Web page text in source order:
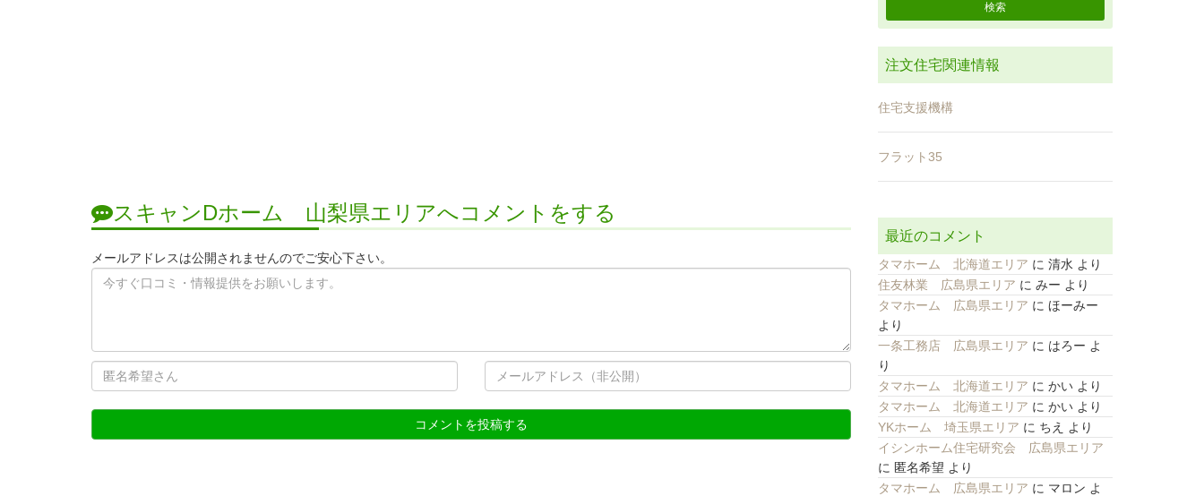
スキャンDホーム 山梨県エリアへコメントをする
メールアドレスは公開されませんのでご安心下さい。
注文住宅関連情報
住宅支援機構
フラット35
最近のコメント
タマホーム 北海道エリア に 清水 より
住友林業 広島県エリア に みー より
タマホーム 広島県エリア に ほーみー
より
一条工務店 広島県エリア に はろー よ
り
タマホーム 北海道エリア に かいより
タマホーム 北海道エリア に かいより
YKホーム 埼玉県エリア に ちえ
より
イシンホーム住宅研究会 広島県エリア
に 匿名希望 より
タマホーム 広島県エリア に マロン よ